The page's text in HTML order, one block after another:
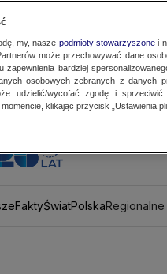
FaktyŚwiatPolskaRegionalne
my, nasze podmioty stowarzyszonei
może przechowywać dane
bardziej
osobowych zebranych z danych
udzielić/wycofać zgodę i
klikając przycisk „Ustawienia